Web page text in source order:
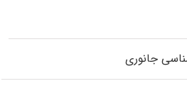
جانوری